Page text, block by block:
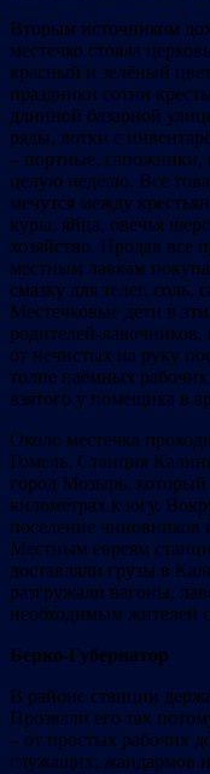
Вторым источником
местечко стояла
красный и зелёный
праздники сотни
длинной базарной
ряды, лотки с
– портные, сапожники,
целую неделю. Все
мечутся между
куры, яйца, овечья
хозяйство. Продав все
местным лавкам
смазку для телег, соль,
Местечковые дети в
родителей-лавочников,
от нечистых на руку
толпе наёмных
взятого у помещика в
Около местечка
Гомель. Станция
город Мозырь, который
километрах к югу.
поселение
Местным евреям
доставляли грузы в
разгружали вагоны,
необходимым жителей
Берко-Губернатор
В районе станции
Прозвали его так
– от простых рабочих
служащих, жандармов и